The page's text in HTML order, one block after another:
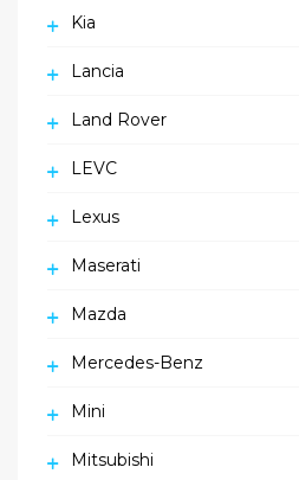
Kia
Lancia
Land Rover
LEVC
Lexus
Maserati
Mazda
Mercedes-Benz
Mini
Mitsubishi